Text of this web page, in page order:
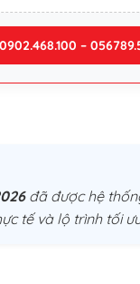
–
đã được hệ
tế và lộ trình tối